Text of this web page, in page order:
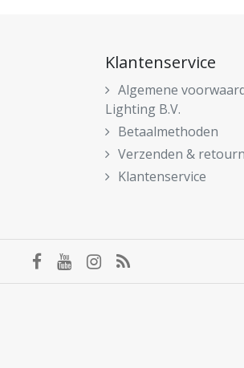
Klantenservice
Algemene
Lighting B.V.
Betaalmethoden
Verzenden &
Klantenservice